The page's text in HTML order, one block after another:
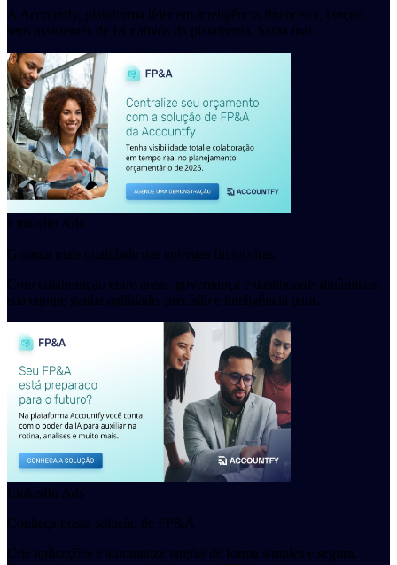
A Accountfy, plataforma líder em inteligência financeira, lançou
seus assistentes de IA nativos da plataforma. Saiba mai…
LinkedIn Ads
Garanta mais qualidade nas entregas financeiras.
Com colaboração entre áreas, governança e dashboards dinâmicos,
sua equipe ganha agilidade, precisão e inteligência para…
LinkedIn Ads
Conheça nossa solução de FP&A
Crie aplicações e automatize tarefas de forma simples e segura.